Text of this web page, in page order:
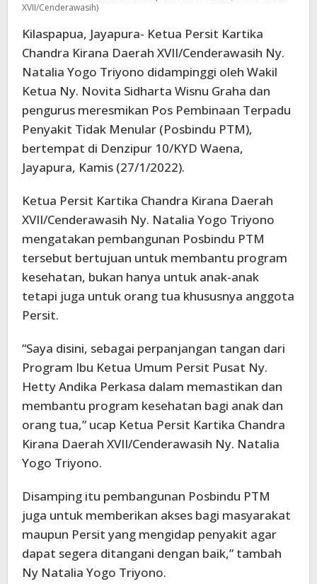
XVII/Cenderawasih)
Kilaspapua, Jayapura- Ketua Persit Kartika
Chandra Kirana Daerah XVII/Cenderawasih Ny.
Natalia Yogo Triyono didampinggi oleh Wakil
Ketua Ny. Novita Sidharta Wisnu Graha dan
pengurus meresmikan Pos Pembinaan Terpadu
Penyakit Tidak Menular (Posbindu PTM),
bertempat di Denzipur 10/KYD Waena,
Jayapura, Kamis (27/1/2022).
Ketua Persit Kartika Chandra Kirana Daerah
XVII/Cenderawasih Ny. Natalia Yogo Triyono
mengatakan pembangunan Posbindu PTM
tersebut bertujuan untuk membantu program
kesehatan, bukan hanya untuk anak-anak
tetapi juga untuk orang tua khususnya anggota
Persit.
“Saya disini, sebagai perpanjangan tangan dari
Program Ibu Ketua Umum Persit Pusat Ny.
Hetty Andika Perkasa dalam memastikan dan
membantu program kesehatan bagi anak dan
orang tua,” ucap Ketua Persit Kartika Chandra
Kirana Daerah XVII/Cenderawasih Ny. Natalia
Yogo Triyono.
Disamping itu pembangunan Posbindu PTM
juga untuk memberikan akses bagi masyarakat
maupun Persit yang mengidap penyakit agar
dapat segera ditangani dengan baik,” tambah
Ny Natalia Yogo Triyono.